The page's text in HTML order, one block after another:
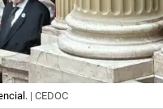
| CEDOC